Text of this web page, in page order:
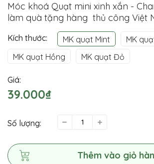
Móc khoá Quạt mini xinh xắn -
làm quà tặng hàng thủ công Việt
Kích thước: MK quạt Mint
MK
MK quạt Hồng
MK quạt Đỏ
Giá:
39.000₫
Số lượng:
Thêm vào giỏ